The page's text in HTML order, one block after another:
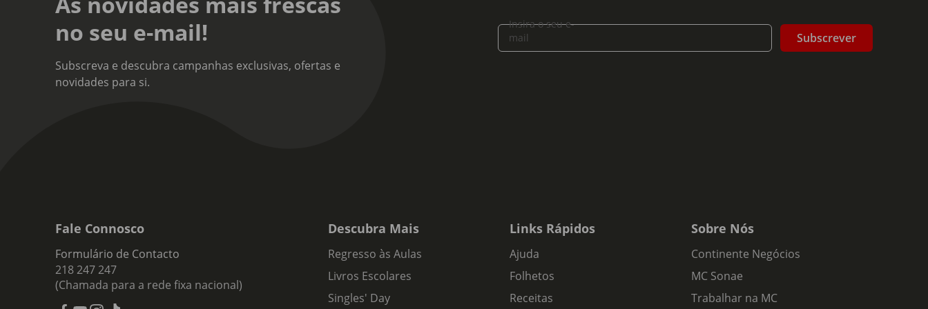
no seu e-mail!
Subscreva e descubra campanhas exclusivas, ofertas e
novidades para si.
Insira o seu e-
mail
Subscrever
Fale Connosco
Formulário de Contacto
218 247 247
(Chamada para a rede fixa nacional)
Descubra Mais
Regresso às Aulas
Livros Escolares
Singles' Day
Links Rápidos
Ajuda
Folhetos
Receitas
Sobre Nós
Continente Negócios
MC Sonae
Trabalhar na MC